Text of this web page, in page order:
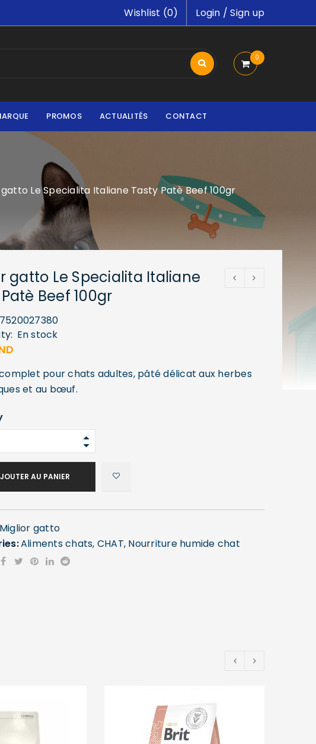
Login /Sign up
Wishlist (0)
0
PROMOS ACTUALITÉS CONTACT
Le Specialita Italiane Tasty Patè Beef 100gr
gatto Le Specialita Italiane
Beef 100gr
En stock
pour chats adultes, pâté délicat aux herbes
et au bœuf.
AU PANIER
Miglior gatto
Aliments chats, CHAT, Nourriture humide chat